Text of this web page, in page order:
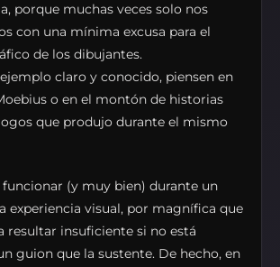
porque muchas veces solo nos
con una mínima excusa para el
de los dibujantes.
claro y conocido, piensen en
o en el montón de historias
que produjo durante el mismo
funcionar (y muy bien) durante un
experiencia visual, por magnífica que
resultar insuficiente si no está
guion que la sustente. De hecho, en